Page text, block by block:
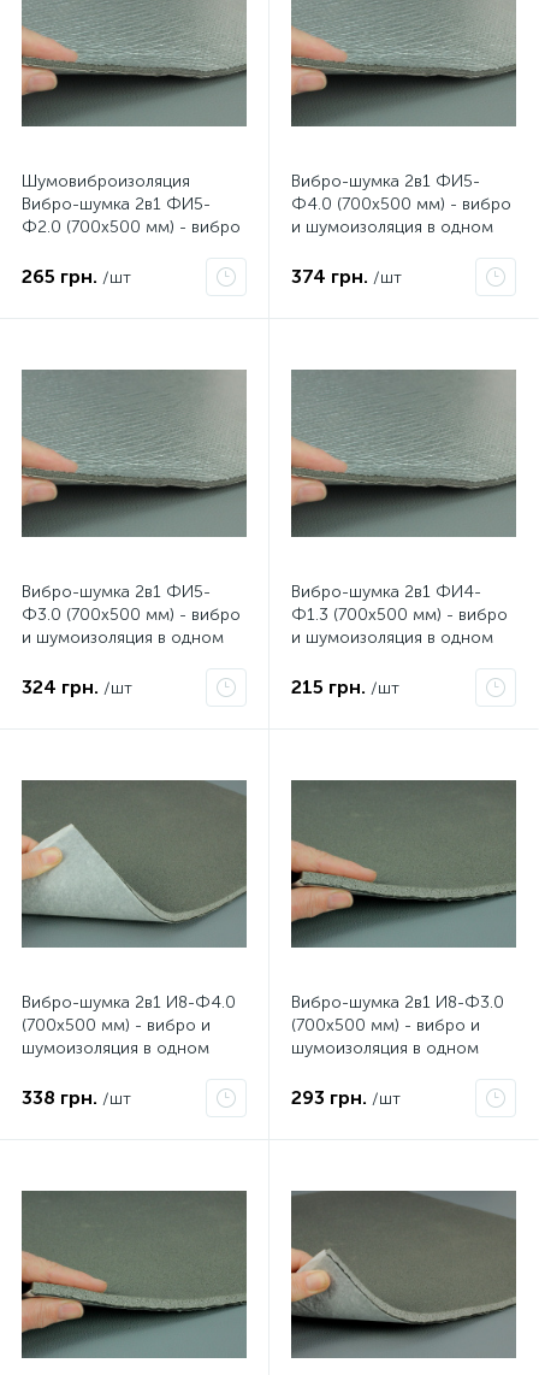
Шумовиброизоляция
Вибро-шумка 2в1 ФИ5-
Ф2.0 (700х500 мм) - вибро
листе
265 грн. /шт
Вибро-шумка 2в1 ФИ5-
Ф4.0 (700х500 мм) - вибро
и шумоизоляция в одном
374 грн. /шт
Вибро-шумка 2в1 ФИ5-
Ф3.0 (700х500 мм) - вибро
и шумоизоляция в одном
324 грн. /шт
Вибро-шумка 2в1 ФИ4-
Ф1.3 (700х500 мм) - вибро
и шумоизоляция в одном
215 грн. /шт
Вибро-шумка 2в1 И8-Ф4.0
(700х500 мм) - вибро и
шумоизоляция в одном
338 грн. /шт
Вибро-шумка 2в1 И8-Ф3.0
(700х500 мм) - вибро и
шумоизоляция в одном
293 грн. /шт